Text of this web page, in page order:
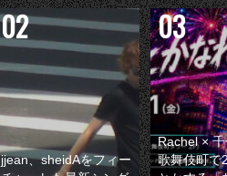
jjean、sheidAをフィー
Rachel ×
歌舞伎町で